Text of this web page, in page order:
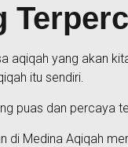
yang akan
itu sendiri.
puas dan percaya
di Medina Aqiqah